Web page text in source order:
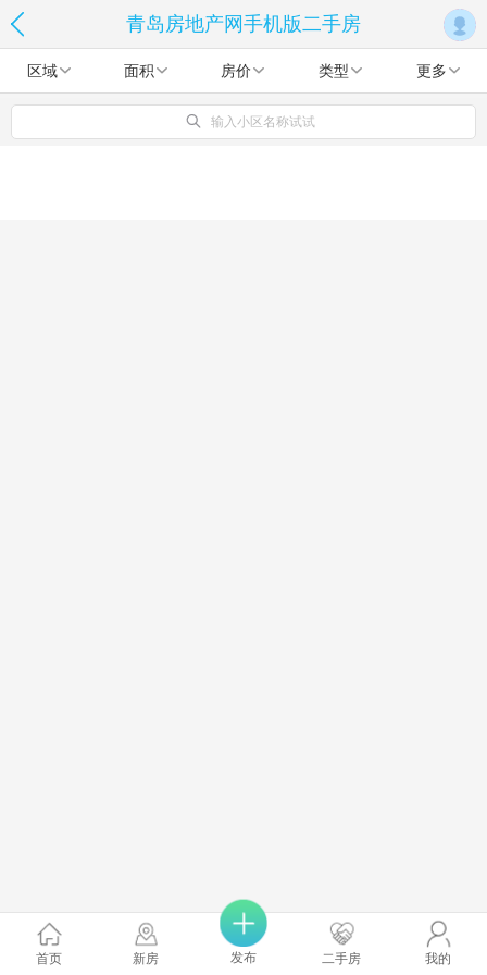
青岛房地产网手机版二手房
区域 面积 房价 类型 更多
输入小区名称试试
首页 新房 发布 二手房 我的